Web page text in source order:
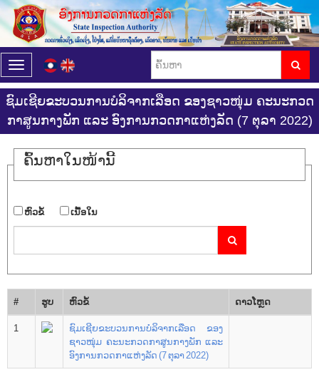
T
o
g
l
e
n
a
t
o
ຊົມເຊີຍຂະບວນການບໍລິຈາກເລືອດ ຂອງຊາວໜຸ່ມ ຄະນະກວດ
ກາສູນກາງພັກ ແລະ ອົງການກວດກາແຫ່ງລັດ (7 ຕຸລາ 2022)
ຄົ້ນ​ຫາ​ໃນ​ໜ້ານີ້
​ຫົວ​ຂໍ້ ​ເນື້ອ​ໃນ
# ຮູບ ​ຫົວ​ຂໍ້ ດາວ​ໂຫຼດ
1
ຊົມເຊີຍຂະບວນການບໍລິຈາກເລືອດ ຂອງ
ຊາວໜຸ່ມ ຄະນະກວດກາສູນກາງພັກ ແລະ
ອົງການກວດກາແຫ່ງລັດ (7 ຕຸລາ 2022)